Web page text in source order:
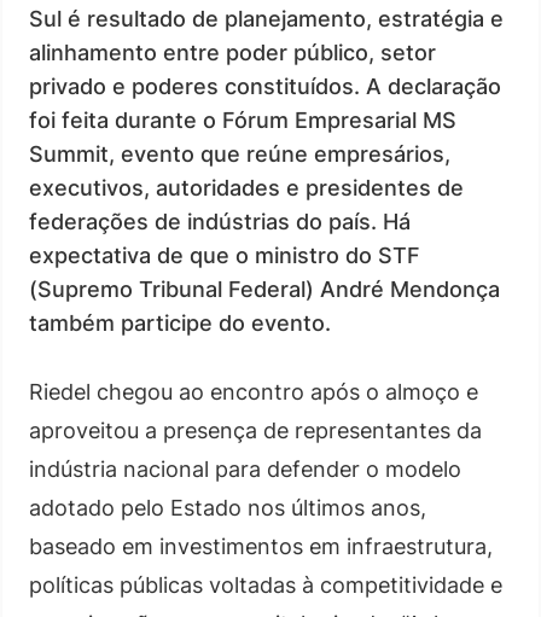
Sul é resultado de planejamento, estratégia e
alinhamento entre poder público, setor
privado e poderes constituídos. A declaração
foi feita durante o Fórum Empresarial MS
Summit, evento que reúne empresários,
executivos, autoridades e presidentes de
federações de indústrias do país. Há
expectativa de que o ministro do STF
(Supremo Tribunal Federal) André Mendonça
também participe do evento.
Riedel chegou ao encontro após o almoço e
aproveitou a presença de representantes da
indústria nacional para defender o modelo
adotado pelo Estado nos últimos anos,
baseado em investimentos em infraestrutura,
políticas públicas voltadas à competitividade e